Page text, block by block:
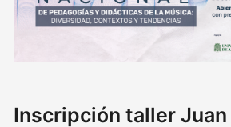
Inscripción taller